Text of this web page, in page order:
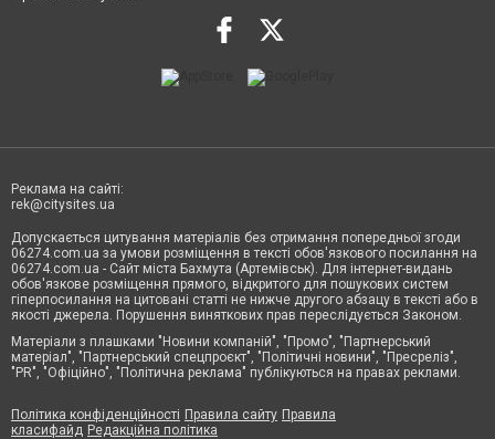
Реклама на сайті:
rek@citysites.ua
Допускається цитування матеріалів без отримання попередньої згоди
06274.com.ua за умови розміщення в тексті обов'язкового посилання на
06274.com.ua - Сайт міста Бахмута (Артемівськ). Для інтернет-видань
обов'язкове розміщення прямого, відкритого для пошукових систем
гіперпосилання на цитовані статті не нижче другого абзацу в тексті або в
якості джерела. Порушення виняткових прав переслідується Законом.
Матеріали з плашками "Новини компаній", "Промо", "Партнерський
матеріал", "Партнерський спецпроєкт", "Політичні новини", "Пресреліз",
"PR", "Офіційно", "Політична реклама" публікуються на правах реклами.
Політика конфіденційності Правила сайту Правила
класифайд Редакційна політика